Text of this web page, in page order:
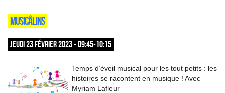
MUSICÂLINS
JEUDI 23 FÉVRIER 2023 - 09:45-10:15
Temps d’éveil musical pour les tout petits : les
histoires se racontent en musique ! Avec
Myriam Lafleur